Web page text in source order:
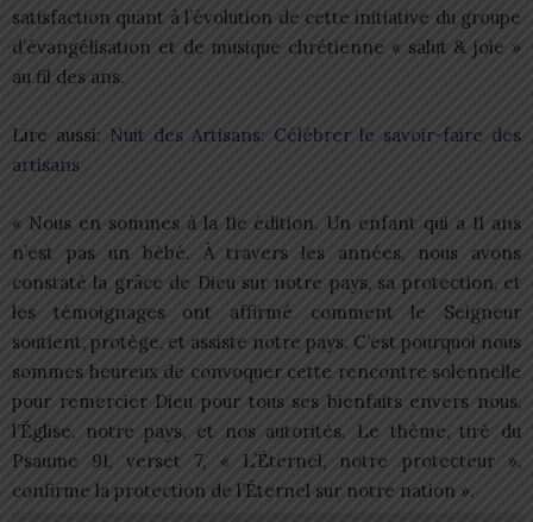
satisfaction quant à l’évolution de cette initiative du groupe
d’évangélisation et de musique chrétienne « salut & joie »
au fil des ans.
Lire aussi: Nuit des Artisans: Célébrer le savoir-faire des
artisans
« Nous en sommes à la 11e édition. Un enfant qui a 11 ans
n’est pas un bébé. À travers les années, nous avons
constaté la grâce de Dieu sur notre pays, sa protection, et
les témoignages ont affirmé comment le Seigneur
soutient, protège, et assiste notre pays. C’est pourquoi nous
sommes heureux de convoquer cette rencontre solennelle
pour remercier Dieu pour tous ses bienfaits envers nous,
l’Église, notre pays, et nos autorités. Le thème, tiré du
Psaume 91, verset 7, « L’Éternel, notre protecteur »,
confirme la protection de l’Éternel sur notre nation ».